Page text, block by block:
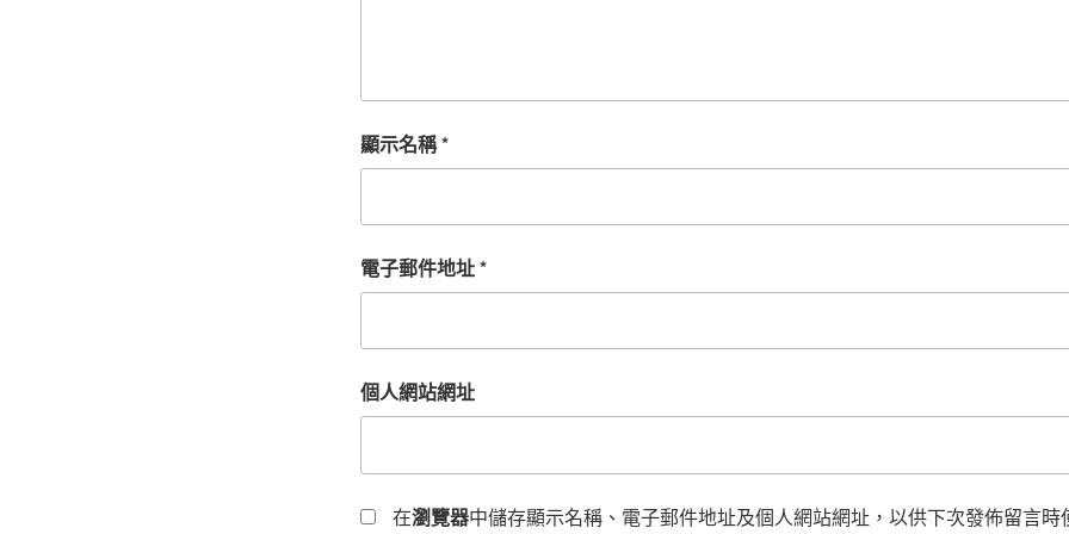
顯示名稱*
電子郵件地址*
個人網站網址
在瀏覽器中儲存顯示名稱、電子郵件地址及個人網站網址，以供下次發佈留言時